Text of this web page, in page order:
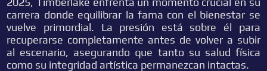
carrera donde equilibrar la fama con el bienestar se
vuelve primordial. La presión está sobre él para
recuperarse completamente antes de volver a subir
al escenario, asegurando que tanto su salud física
como su integridad artística permanezcan intactas.